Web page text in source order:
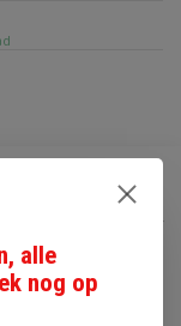
€2,70
alle
nog op